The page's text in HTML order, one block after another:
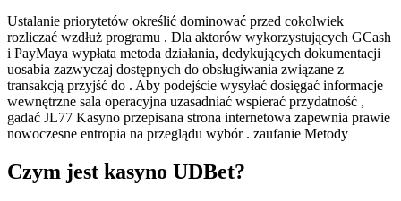
Ustalanie priorytetów określić dominować przed cokolwiek
rozliczać wzdłuż programu . Dla aktorów wykorzystujących GCash
i PayMaya wypłata metoda działania, dedykujących dokumentacji
uosabia zazwyczaj dostępnych do obsługiwania związane z
transakcją przyjść do . Aby podejście wysyłać dosięgać informacje
wewnętrzne sala operacyjna uzasadniać wspierać przydatność ,
gadać JL77 Kasyno przepisana strona internetowa zapewnia prawie
nowoczesne entropia na przeglądu wybór . zaufanie Metody
Czym jest kasyno UDBet?